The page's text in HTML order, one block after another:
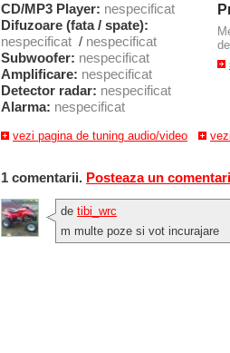
CD/MP3 Player: nespecificat
Difuzoare (fata / spate):
nespecificat / nespecificat
Subwoofer: nespecificat
Amplificare: nespecificat
Detector radar: nespecificat
Alarma: nespecificat
vezi pagina de tuning audio/video
1 comentarii. Posteaza un
de tibi_wrc
m multe poze si vot incurajare